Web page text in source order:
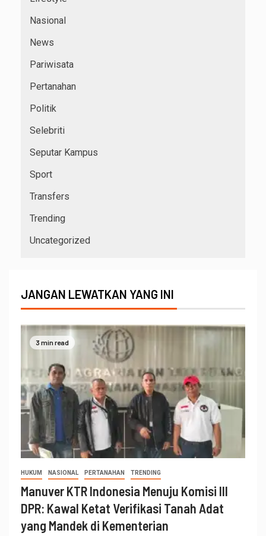
Nasional
News
Pariwisata
Pertanahan
Politik
Selebriti
Seputar Kampus
Sport
Transfers
Trending
Uncategorized
JANGAN LEWATKAN YANG INI
3 min read
HUKUM NASIONAL PERTANAHAN TRENDING
Manuver KTR Indonesia Menuju Komisi III
DPR: Kawal Ketat Verifikasi Tanah Adat
yang Mandek di Kementerian